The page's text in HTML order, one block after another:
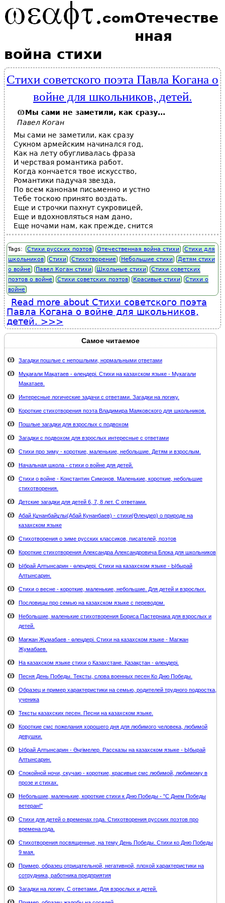
Отечестве
нная
война стихи
Стихи советского поэта Павла Когана о
войне для школьников, детей.
Мы сами не заметили, как сразу...
Павел Коган
Мы сами не заметили, как сразу
Сукном армейским начинался год,
Как на лету обугливалась фраза
И черствая романтика работ.
Когда кончается твое искусство,
Романтики падучая звезда,
По всем канонам письменно и устно
Тебе тоскою принято воздать.
Еще и строчки пахнут сукровицей,
Еще и вдохновляться нам дано,
Еще ночами нам, как прежде, снится
Tags: Стихи русских поэтов Отечественная война стихи
Стихи для
школьников
Стихи Стихотворение Небольшие стихи
Детям стихи
о войне
Павел Коган стихи Школьные стихи
Стихи советских
поэтов о войне
Стихи советских поэтов Красивые стихи
Стихи о
войне
Read more about Стихи советского поэта
Павла Когана о войне для школьников,
детей.
Самое читаемое
Загадки пошлые с непошлыми, нормальными ответами
Мұқағали Мақатаев - өлеңдері. Стихи на казахском языке - Мукагали
Макатаев.
Интересные логические задачи с ответами. Загадки на логику.
Короткие стихотворения поэта Владимира Маяковского для школьников.
Пошлые загадки для взрослых с подвохом
Загадки с подвохом для взрослых интересные с ответами
Стихи про зиму - короткие, маленькие, небольшие. Детям и взрослым.
Начальная школа - стихи о войне для детей.
Стихи о войне - Константин Симонов. Маленькие, короткие, небольшие
стихотворения.
Детские загадки для детей 6, 7, 8 лет. С ответами.
Абай Құнанбайұлы(Абай Кунанбаев) - стихи(Өлеңдер) о природе на
казахском языке
Стихотворения о зиме русских классиков, писателей, поэтов
Короткие стихотворения Александра Александровича Блока для школьников
Ыбрай Алтынсарин - өлеңдері. Стихи на казахском языке - Ыбырай
Алтынсарин.
Стихи о весне - короткие, маленькие, небольшие. Для детей и взрослых.
Пословицы про семью на казахском языке с переводом.
Небольшие, маленькие стихотворения Бориса Пастернака для взрослых и
детей.
Мағжан Жұмабаев - өлеңдері. Стихи на казахском языке - Магжан
Жумабаев.
На казахском языке стихи о Казахстане. Қазақстан - өлеңдері.
Песня День Победы. Тексты, слова военных песен Ко Дню Победы.
Образец и пример характеристики на семью, родителей трудного подростка,
ученика
Тексты казахских песен. Песни на казахском языке.
Короткие смс пожелания хорошего дня для любимого человека, любимой
девушки.
Ыбрай Алтынсарин - Әңгімелер. Рассказы на казахском языке - Ыбырай
Алтынсарин.
Спокойной ночи, скучаю - короткие, красивые смс любимой, любимому в
прозе и стихах.
Небольшие, маленькие, короткие стихи к Дню Победы - "С Днем Победы
ветеран!"
Стихи для детей о временах года. Стихотворения русских поэтов про
времена года.
Стихотворения посвященные, на тему День Победы. Стихи ко Дню Победы
9 мая.
Пример, образец отрицательной, негативной, плохой характеристики на
сотрудника, работника предприятия
Загадки на логику. С ответами. Для взрослых и детей.